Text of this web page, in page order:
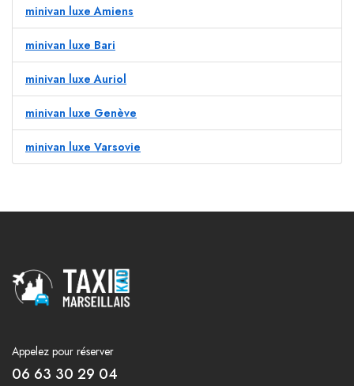
minivan luxe Amiens
minivan luxe Bari
minivan luxe Auriol
minivan luxe Genève
minivan luxe Varsovie
Appelez pour réserver
06 63 30 29 04